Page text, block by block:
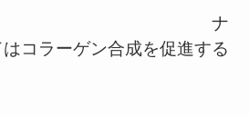
コラーゲン合成を促進する
。